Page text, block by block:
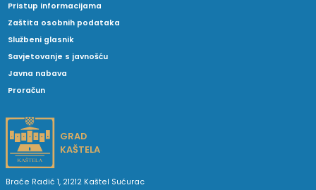
Pristup informacijama
Zaštita osobnih podataka
Službeni glasnik
Savjetovanje s javnošću
Javna nabava
Proračun
GRAD
KAŠTELA
Braće Radić 1, 21212 Kaštel Sućurac